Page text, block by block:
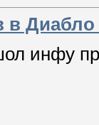
в Диабло
инфу